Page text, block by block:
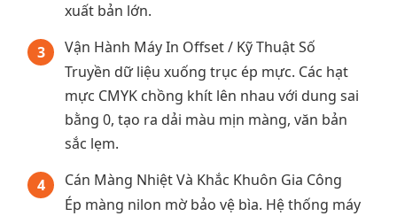
xuất bản lớn.
3
Vận Hành Máy In Offset / Kỹ Thuật Số
Truyền dữ liệu xuống trục ép mực. Các hạt
mực CMYK chồng khít lên nhau với dung sai
bằng 0, tạo ra dải màu mịn màng, văn bản
sắc lẹm.
4
Cán Màng Nhiệt Và Khắc Khuôn Gia Công
Ép màng nilon mờ bảo vệ bìa. Hệ thống máy